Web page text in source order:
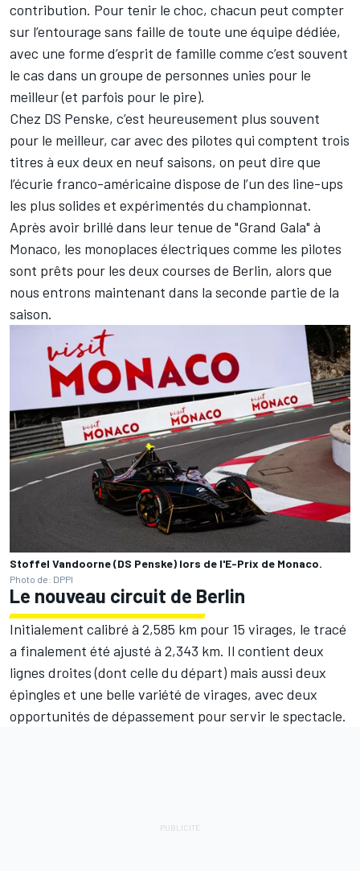
contribution. Pour tenir le choc, chacun peut compter
sur l’entourage sans faille de toute une équipe dédiée,
avec une forme d’esprit de famille comme c’est souvent
le cas dans un groupe de personnes unies pour le
meilleur (et parfois pour le pire).
Chez DS Penske, c’est heureusement plus souvent
pour le meilleur, car avec des pilotes qui comptent trois
titres à eux deux en neuf saisons, on peut dire que
l’écurie franco-américaine dispose de l’un des line-ups
les plus solides et expérimentés du championnat.
Après avoir brillé dans leur tenue de "Grand Gala" à
Monaco, les monoplaces électriques comme les pilotes
sont prêts pour les deux courses de Berlin, alors que
nous entrons maintenant dans la seconde partie de la
saison.
Stoffel Vandoorne (DS Penske) lors de l'E-Prix de Monaco.
Photo de: DPPI
Le nouveau circuit de Berlin
Initialement calibré à 2,585 km pour 15 virages, le tracé
a finalement été ajusté à 2,343 km. Il contient deux
lignes droites (dont celle du départ) mais aussi deux
épingles et une belle variété de virages, avec deux
opportunités de dépassement pour servir le spectacle.